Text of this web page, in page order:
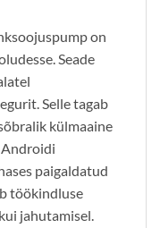
on
Seade
Selle tagab
külmaaine
Androidi
paigaldatud
töökindluse
jahutamisel.